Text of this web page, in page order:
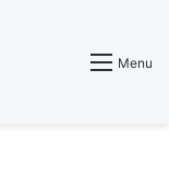
Menu